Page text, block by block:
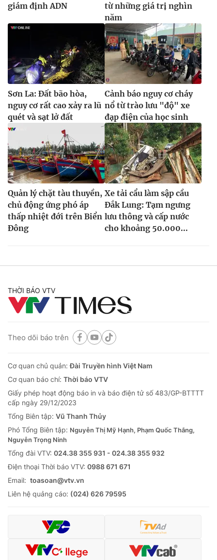
giám định ADN
từ những giá trị nghìn
năm
Sơn La: Đất bão hòa,
nguy cơ rất cao xảy ra lũ
quét và sạt lở đất
Cảnh báo nguy cơ cháy
nổ từ trào lưu "độ" xe
đạp điện của học sinh
Quản lý chặt tàu thuyền,
chủ động ứng phó áp
thấp nhiệt đới trên Biển
Đông
Xe tải cẩu làm sập cầu
Đắk Lung: Tạm ngưng
lưu thông và cấp nước
cho khoảng 50.000...
THỜI BÁO VTV
Theo dõi báo trên
Cơ quan chủ quản:Đài Truyền hình Việt Nam
Cơ quan báo chí: Thời báo VTV
Giấy phép hoạt động báo in và báo điện tử số 483/GP-BTTTT
cấp ngày 29/12/2023
Tổng Biên tập: Vũ Thanh Thủy
Phó Tổng Biên tập: Nguyễn Thị Mỹ Hạnh, Phạm Quốc Thắng,
Nguyễn Trọng Ninh
Tổng đài VTV: 024.38 355 931 - 024.38 355 932
Ðiện thoại Thời báo VTV: 0988 671 671
Email: toasoan@vtv.vn
Liên hệ quảng cáo: (024) 626 79595